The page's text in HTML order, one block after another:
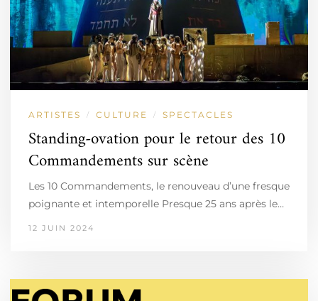
ARTISTES / CULTURE / SPECTACLES
Standing-ovation pour le retour des 10
Commandements sur scène
Les 10 Commandements, le renouveau d’une fresque
poignante et intemporelle Presque 25 ans après le…
12 JUIN 2024